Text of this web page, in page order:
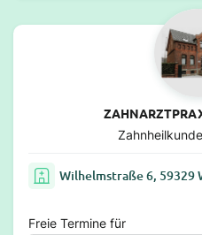
Wilhelmstraße 6, 59329
Freie Termine für